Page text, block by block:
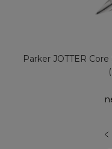
Parker JOTTER